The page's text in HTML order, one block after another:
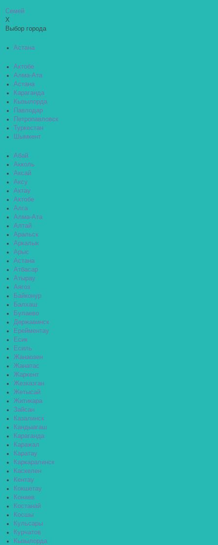
Семей
X
Выбор города
Астана
Актобе
Алма-Ата
Астана
Караганда
Кызылорда
Павлодар
Петропавловск
Туркестан
Шымкент
Абай
Акколь
Аксай
Аксу
Актау
Актобе
Алга
Алма-Ата
Алтай
Аральск
Аркалык
Арыс
Астана
Атбасар
Атырау
Аягоз
Байконур
Балхаш
Булаево
Державинск
Ерейментау
Есик
Есиль
Жанаозен
Жанатас
Жаркент
Жезказган
Жетысай
Житикара
Зайсан
Казалинск
Кандыагаш
Караганда
Каражал
Каратау
Каркаралинск
Каскелен
Кентау
Кокшетау
Конаев
Костанай
Косшы
Кульсары
Курчатов
Кызылорда